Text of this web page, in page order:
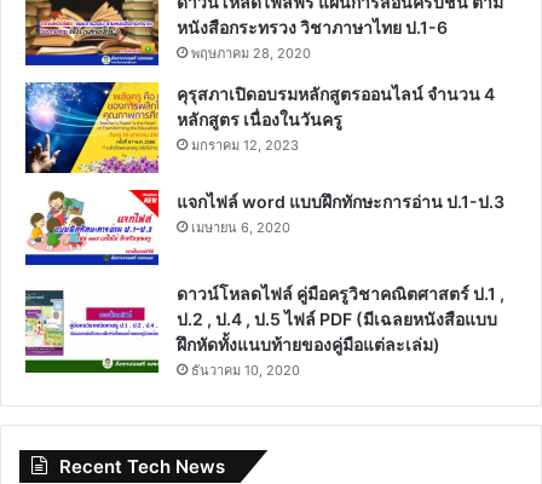
หนังสือกระทรวง วิชาภาษาไทย ป.1-6
พฤษภาคม 28, 2020
คุรุสภาเปิดอบรมหลักสูตรออนไลน์ จำนวน 4
หลักสูตร เนื่องในวันครู
มกราคม 12, 2023
แจกไฟล์ word แบบฝึกทักษะการอ่าน ป.1-ป.3
เมษายน 6, 2020
ดาวน์โหลดไฟล์ คู่มือครูวิชาคณิตศาสตร์ ป.1 ,
ป.2 , ป.4 , ป.5 ไฟล์ PDF (มีเฉลยหนังสือแบบ
ฝึกหัดทั้งแนบท้ายของคู่มือแต่ละเล่ม)
ธันวาคม 10, 2020
Recent Tech News